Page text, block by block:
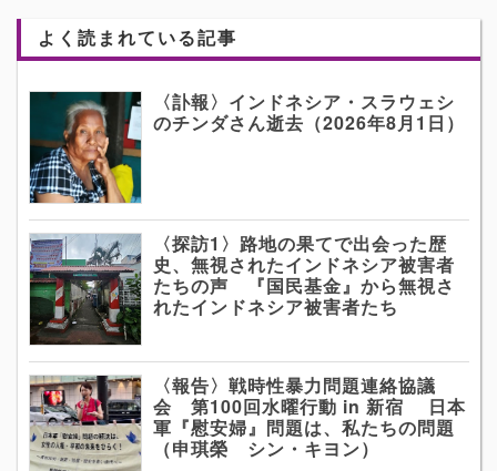
よく読まれている記事
〈訃報〉インドネシア・スラウェシ
のチンダさん逝去（2026年8月1日）
〈探訪1〉路地の果てで出会った歴
史、無視されたインドネシア被害者
たちの声 『国民基金』から無視さ
れたインドネシア被害者たち
〈報告〉戦時性暴力問題連絡協議
会 第100回水曜行動 in 新宿 日本
軍『慰安婦』問題は、私たちの問題
（申琪榮 シン・キヨン）